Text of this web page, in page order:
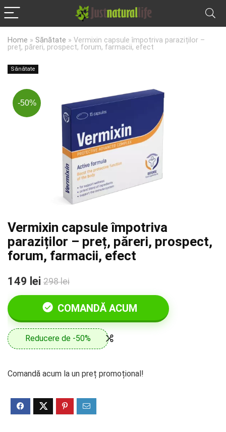
Home » Sănătate » Vermixin capsule împotriva paraziților –
preț, păreri, prospect, forum, farmacii, efect
Sănătate
-50%
Vermixin capsule împotriva
paraziților – preț, păreri, prospect,
forum, farmacii, efect
149 lei 298 lei
COMANDĂ ACUM
Reducere de -50%
Comandă acum la un preț promoțional!